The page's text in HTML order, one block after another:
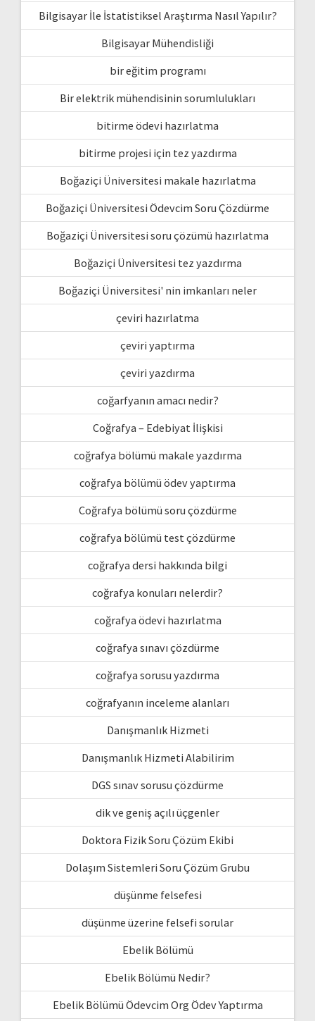
Bilgisayar İle İstatistiksel Araştırma Nasıl Yapılır?
Bilgisayar Mühendisliği
bir eğitim programı
Bir elektrik mühendisinin sorumlulukları
bitirme ödevi hazırlatma
bitirme projesi için tez yazdırma
Boğaziçi Üniversitesi makale hazırlatma
Boğaziçi Üniversitesi Ödevcim Soru Çözdürme
Boğaziçi Üniversitesi soru çözümü hazırlatma
Boğaziçi Üniversitesi tez yazdırma
Boğaziçi Üniversitesi' nin imkanları neler
çeviri hazırlatma
çeviri yaptırma
çeviri yazdırma
coğarfyanın amacı nedir?
Coğrafya – Edebiyat İlişkisi
coğrafya bölümü makale yazdırma
coğrafya bölümü ödev yaptırma
Coğrafya bölümü soru çözdürme
coğrafya bölümü test çözdürme
coğrafya dersi hakkında bilgi
coğrafya konuları nelerdir?
coğrafya ödevi hazırlatma
coğrafya sınavı çözdürme
coğrafya sorusu yazdırma
coğrafyanın inceleme alanları
Danışmanlık Hizmeti
Danışmanlık Hizmeti Alabilirim
DGS sınav sorusu çözdürme
dik ve geniş açılı üçgenler
Doktora Fizik Soru Çözüm Ekibi
Dolaşım Sistemleri Soru Çözüm Grubu
düşünme felsefesi
düşünme üzerine felsefi sorular
Ebelik Bölümü
Ebelik Bölümü Nedir?
Ebelik Bölümü Ödevcim Org Ödev Yaptırma